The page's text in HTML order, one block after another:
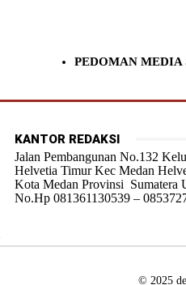
PEDOMAN MEDIA
KANTOR REDAKSI
Jalan Pembangunan No.132
Helvetia Timur Kec Medan
Kota Medan Provinsi Sumatera
No.Hp 081361130539 –
© 2025